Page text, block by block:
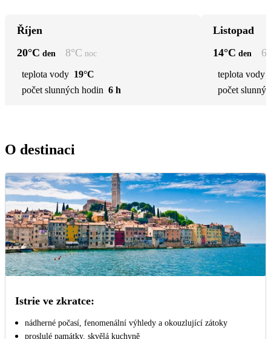
Říjen
20°C den 8°C noc
teplota vody 19°C
počet slunných hodin 6 h
Listopad
14°C den 6
teplota vody
počet
O destinaci
Istrie ve zkratce:
nádherné počasí, fenomenální výhledy a okouzlující zátoky
proslulé památky, skvělá kuchyně